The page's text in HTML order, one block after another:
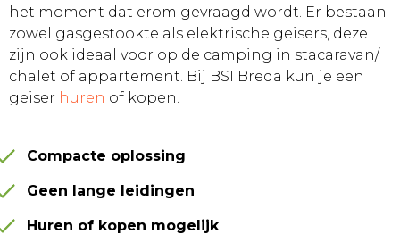
het moment dat erom gevraagd wordt. Er bestaan
zowel gasgestookte als elektrische geisers, deze
zijn ook ideaal voor op de camping in stacaravan/
chalet of appartement. Bij BSI Breda kun je een
geiser huren of kopen.
Compacte oplossing
Geen lange leidingen
Huren of kopen mogelijk